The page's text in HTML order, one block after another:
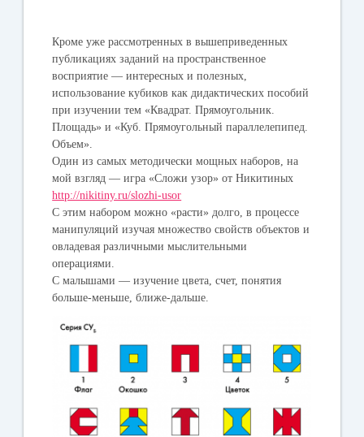
Кроме уже рассмотренных в вышеприведенных
публикациях заданий на пространственное
восприятие — интересных и полезных,
использование кубиков как дидактических пособий
при изучении тем «Квадрат. Прямоугольник.
Площадь» и «Куб. Прямоугольный параллелепипед.
Объем».
Один из самых методически мощных наборов, на
мой взгляд — игра «Сложи узор» от Никитиных
http://nikitiny.ru/slozhi-usor
С этим набором можно «расти» долго, в процессе
манипуляций изучая множество свойств объектов и
овладевая различными мыслительными
операциями.
С малышами — изучение цвета, счет, понятия
больше-меньше, ближе-дальше.